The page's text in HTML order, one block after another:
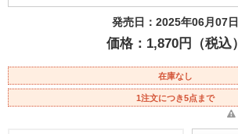
発売日：2025年06月07日
価格：1,870円（税込）
在庫なし
1注文につき5点まで